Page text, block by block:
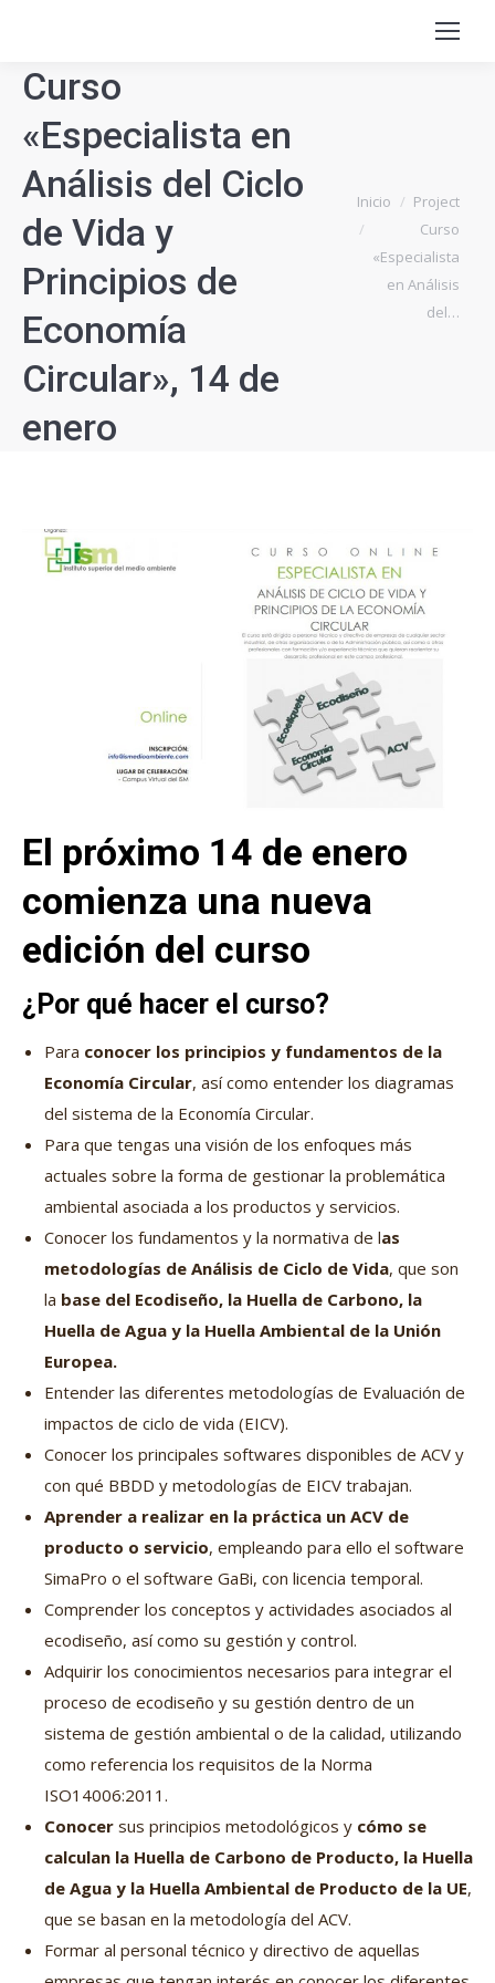
Curso
«Especialista en
Análisis del Ciclo
de Vida y
Principios de
Economía
Circular», 14 de
enero
Estás aquí:
Inicio
Project
Curso
«Especialista
en Análisis
del…
El próximo 14 de enero
comienza una nueva
edición del curso
¿Por qué hacer el curso?
Para conocer los principios y fundamentos de la
Economía Circular, así como entender los diagramas
del sistema de la Economía Circular.
Para que tengas una visión de los enfoques más
actuales sobre la forma de gestionar la problemática
ambiental asociada a los productos y servicios.
Conocer los fundamentos y la normativa de las
metodologías de Análisis de Ciclo de Vida, que son
la base del Ecodiseño, la Huella de Carbono, la
Huella de Agua y la Huella Ambiental de la Unión
Europea.
Entender las diferentes metodologías de Evaluación de
impactos de ciclo de vida (EICV).
Conocer los principales softwares disponibles de ACV y
con qué BBDD y metodologías de EICV trabajan.
Aprender a realizar en la práctica un ACV de
producto o servicio, empleando para ello el software
SimaPro o el software GaBi, con licencia temporal.
Comprender los conceptos y actividades asociados al
ecodiseño, así como su gestión y control.
Adquirir los conocimientos necesarios para integrar el
proceso de ecodiseño y su gestión dentro de un
sistema de gestión ambiental o de la calidad, utilizando
como referencia los requisitos de la Norma
ISO14006:2011.
Conocer sus principios metodológicos y cómo se
calculan la Huella de Carbono de Producto, la Huella
de Agua y la Huella Ambiental de Producto de la UE,
que se basan en la metodología del ACV.
Formar al personal técnico y directivo de aquellas